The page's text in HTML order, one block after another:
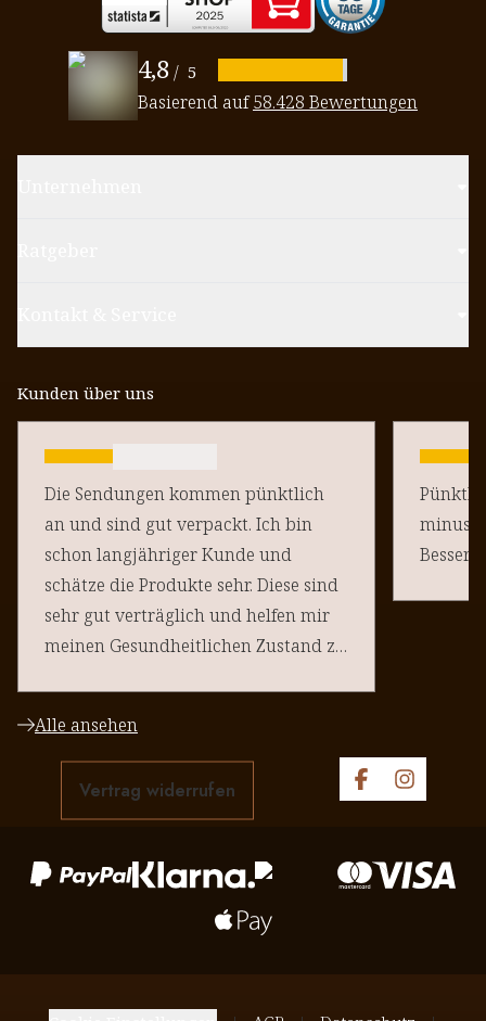
4,8/ 5
Basierend auf58.428 Bewertungen
Kunden über uns
Die Sendungen kommen pünktlich
an und sind gut verpackt. Ich bin
schon langjähriger Kunde und
schätze die Produkte sehr. Diese sind
sehr gut verträglich und helfen mir
meinen Gesundheitlichen Zustand zu
Pünktlich
minus
Alle ansehen
Vertrag widerrufen